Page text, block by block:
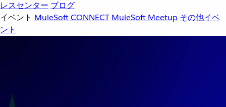
レスセンター ブログ
イベント MuleSoft CONNECT MuleSoft Meetup その他イベ
ント